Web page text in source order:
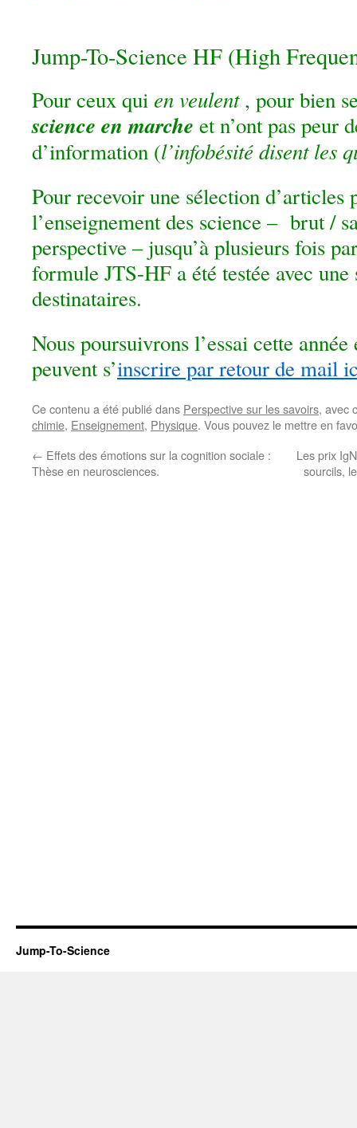
Jump-To-Science HF (High
Pour ceux quien veulent, pour bien
science en marche et n’ont pas peur
d’information (l’infobésité disent les
Pour recevoir une sélection d’articles
l’enseignement des science – brut /
perspective – jusqu’à plusieurs fois
formule JTS-HF a été testée avec une
destinataires.
Nous poursuivrons l’essai cette
peuvent s’inscrire par retour de mail
Ce contenu a été publié dans Perspective sur les savoirs, avec
chimie, Enseignement, Physique. Vous pouvez le mettre en
← Effets des émotions sur la cognition sociale :
Thèse en neurosciences.
Les prix
sourcils,
Jump-To-Science